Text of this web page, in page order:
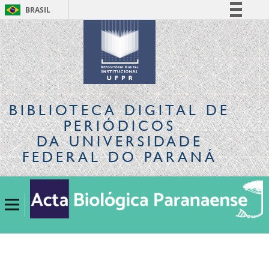
BRASIL
Simplifique!
Comunica BR
Participe
Acesso à informação
Legislação
Canais
BIBLIOTECA DIGITALDE
PERIÓDICOS
DA UNIVERSIDADE
FEDERAL DO PARANÁ